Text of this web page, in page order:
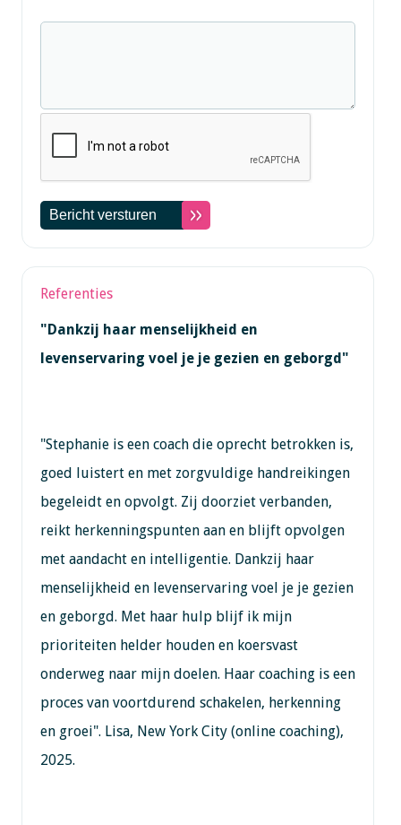
Referenties
"Dankzij haar menselijkheid en
levenservaring voel je je gezien en geborgd"
"Stephanie is een coach die oprecht betrokken is,
goed luistert en met zorgvuldige handreikingen
begeleidt en opvolgt. Zij doorziet verbanden,
reikt herkenningspunten aan en blijft opvolgen
met aandacht en intelligentie. Dankzij haar
menselijkheid en levenservaring voel je je gezien
en geborgd. Met haar hulp blijf ik mijn
prioriteiten helder houden en koersvast
onderweg naar mijn doelen. Haar coaching is een
proces van voortdurend schakelen, herkenning
en groei". Lisa, New York City (online coaching),
2025.